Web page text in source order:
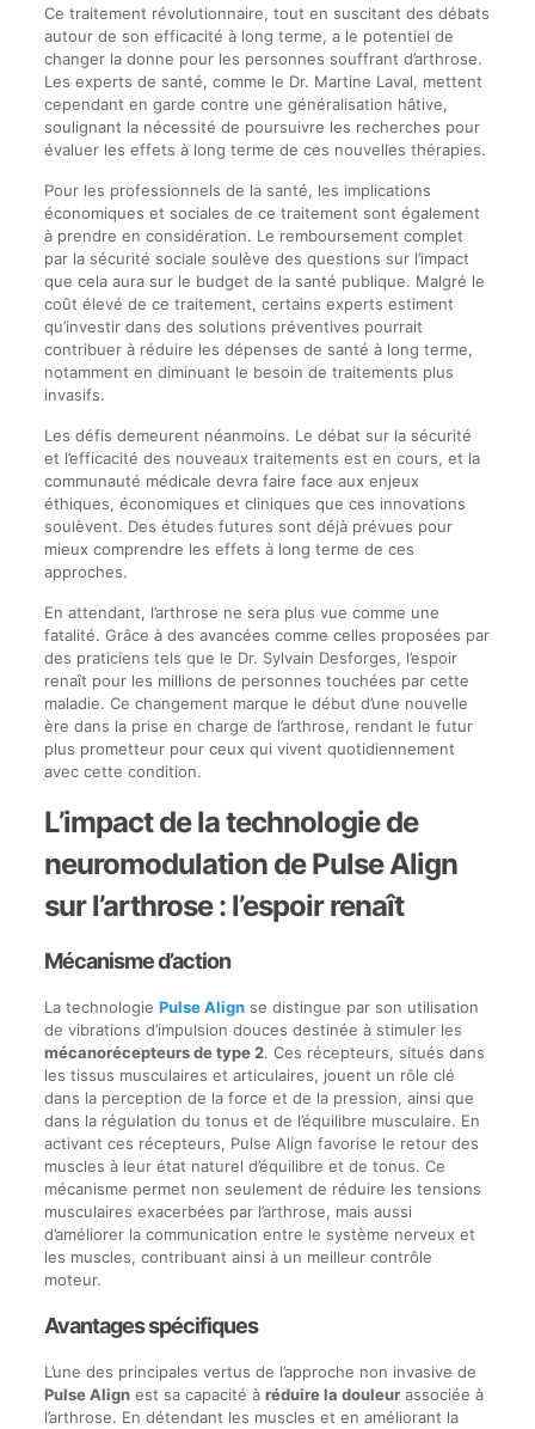
Ce traitement révolutionnaire, tout en suscitant des débats
autour de son efficacité à long terme, a le potentiel de
changer la donne pour les personnes souffrant d’arthrose.
Les experts de santé, comme le Dr. Martine Laval, mettent
cependant en garde contre une généralisation hâtive,
soulignant la nécessité de poursuivre les recherches pour
évaluer les effets à long terme de ces nouvelles thérapies.
Pour les professionnels de la santé, les implications
économiques et sociales de ce traitement sont également
à prendre en considération. Le remboursement complet
par la sécurité sociale soulève des questions sur l’impact
que cela aura sur le budget de la santé publique. Malgré le
coût élevé de ce traitement, certains experts estiment
qu’investir dans des solutions préventives pourrait
contribuer à réduire les dépenses de santé à long terme,
notamment en diminuant le besoin de traitements plus
invasifs.
Les défis demeurent néanmoins. Le débat sur la sécurité
et l’efficacité des nouveaux traitements est en cours, et la
communauté médicale devra faire face aux enjeux
éthiques, économiques et cliniques que ces innovations
soulèvent. Des études futures sont déjà prévues pour
mieux comprendre les effets à long terme de ces
approches.
En attendant, l’arthrose ne sera plus vue comme une
fatalité. Grâce à des avancées comme celles proposées par
des praticiens tels que le Dr. Sylvain Desforges, l’espoir
renaît pour les millions de personnes touchées par cette
maladie. Ce changement marque le début d’une nouvelle
ère dans la prise en charge de l’arthrose, rendant le futur
plus prometteur pour ceux qui vivent quotidiennement
avec cette condition.
L’impact de la technologie de
neuromodulation de Pulse Align
sur l’arthrose : l’espoir renaît
Mécanisme d’action
La technologie Pulse Alignse distingue par son utilisation
de vibrations d’impulsion douces destinée à stimuler les
mécanorécepteurs de type 2. Ces récepteurs, situés dans
les tissus musculaires et articulaires, jouent un rôle clé
dans la perception de la force et de la pression, ainsi que
dans la régulation du tonus et de l’équilibre musculaire. En
activant ces récepteurs, Pulse Align favorise le retour des
muscles à leur état naturel d’équilibre et de tonus. Ce
mécanisme permet non seulement de réduire les tensions
musculaires exacerbées par l’arthrose, mais aussi
d’améliorer la communication entre le système nerveux et
les muscles, contribuant ainsi à un meilleur contrôle
moteur.
Avantages spécifiques
L’une des principales vertus de l’approche non invasive de
Pulse Alignest sa capacité à réduire la douleurassociée à
l’arthrose. En détendant les muscles et en améliorant la